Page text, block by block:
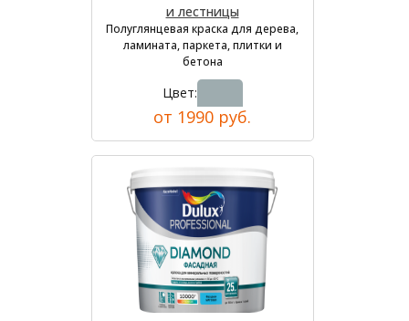
и лестницы
Полуглянцевая краска для дерева,
ламината, паркета, плитки и
бетона
Цвет:
от 1990 руб.